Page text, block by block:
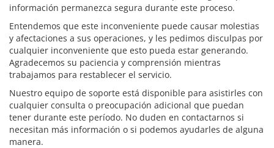
información permanezca segura durante este proceso.
Entendemos que este inconveniente puede causar molestias
y afectaciones a sus operaciones, y les pedimos disculpas por
cualquier inconveniente que esto pueda estar generando.
Agradecemos su paciencia y comprensión mientras
trabajamos para restablecer el servicio.
Nuestro equipo de soporte está disponible para asistirles con
cualquier consulta o preocupación adicional que puedan
tener durante este período. No duden en contactarnos si
necesitan más información o si podemos ayudarles de alguna
manera.